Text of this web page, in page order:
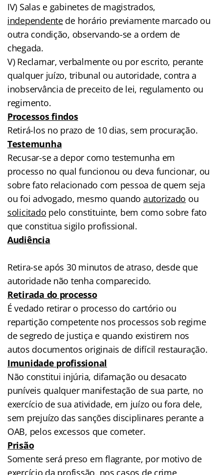
IV) Salas e gabinetes de magistrados,
independentede horário previamente marcado ou
outra condição, observando-se a ordem de
chegada.
V) Reclamar, verbalmente ou por escrito, perante
qualquer juízo, tribunal ou autoridade, contra a
inobservância de preceito de lei, regulamento ou
regimento.
Processos findos
Retirá-los no prazo de 10 dias, sem procuração.
Testemunha
Recusar-se a depor como testemunha em
processo no qual funcionou ou deva funcionar, ou
sobre fato relacionado com pessoa de quem seja
ou foi advogado, mesmo quando autorizado ou
solicitado pelo constituinte, bem como sobre fato
que constitua sigilo profissional.
Audiência
Retira-se após 30 minutos de atraso, desde que
autoridade não tenha comparecido.
Retirada do processo
É vedado retirar o processo do cartório ou
repartição competente nos processos sob regime
de segredo de justiça e quando existirem nos
autos documentos originais de difícil restauração.
Imunidade profissional
Não constitui injúria, difamação ou desacato
puníveis qualquer manifestação de sua parte, no
exercício de sua atividade, em juízo ou fora dele,
sem prejuízo das sanções disciplinares perante a
OAB, pelos excessos que cometer.
Prisão
Somente será preso em flagrante, por motivo de
exercício da profissão, nos casos de crime